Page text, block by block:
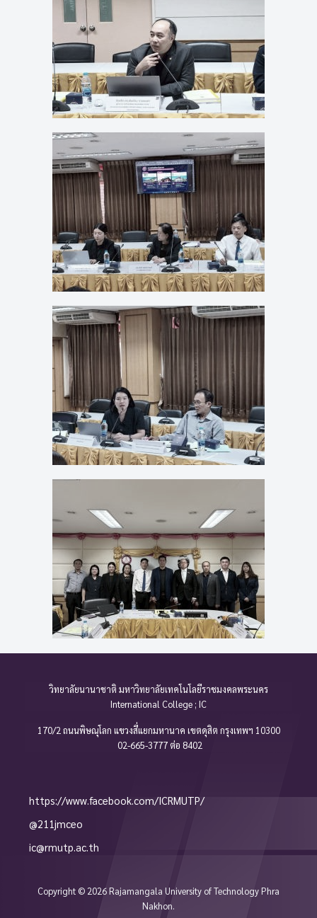
วิทยาลัยนานาชาติ มหาวิทยาลัยเทคโนโลยีราชมงคลพระนคร
International College ; IC
170/2 ถนนพิษณุโลก แขวงสี่แยกมหานาค เขตดุสิต กรุงเทพฯ 10300
02-665-3777 ต่อ 8402
https://www.facebook.com/ICRMUTP/
@211jmceo
ic@rmutp.ac.th
Copyright © 2026 Rajamangala University of Technology Phra
Nakhon.